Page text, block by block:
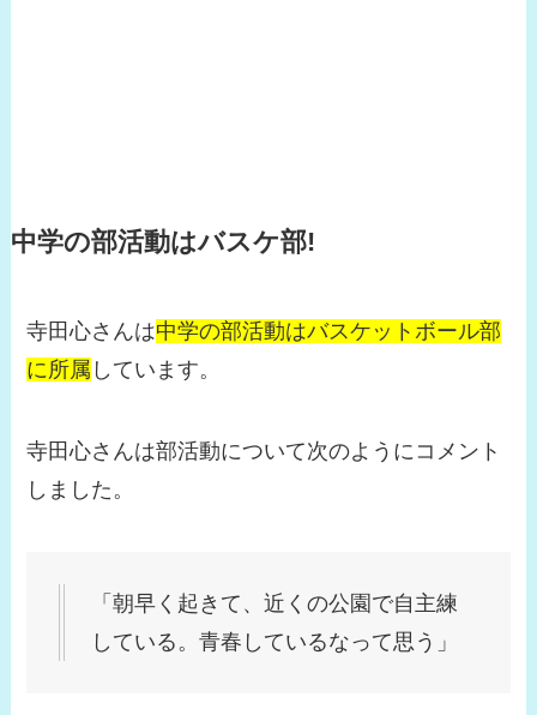
中学の部活動はバスケ部!
寺田心さんは中学の部活動はバスケットボール部
に所属 しています。
寺田心さんは部活動について次のようにコメント
しました。
「朝早く起きて、近くの公園で自主練
している。青春しているなって思う」